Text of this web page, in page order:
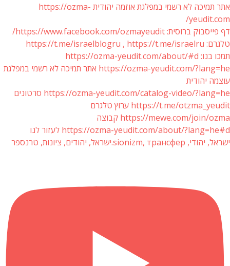
אתר תמיכה לא רשמי במפלגת אוזמה יהודית https://ozma-
yeudit.com/
דף פייסבוק ברוסית: https://www.facebook.com/ozmayeudit/
טלגרם: https://t.me/israelblogru , https://t.me/israelru
תמכו בנו: https://ozma-yeudit.com/about/#d
https://ozma-yeudit.com/?lang=he אתר תמיכה לא רשמי במפלגת
עוצמה יהודית
https://ozma-yeudit.com/catalog-video/?lang=he סרטונים
https://t.me/otzma_yeudit ערוץ טלגרם
https://mewe.com/join/ozma קבוצה
https://ozma-yeudit.com/about/?lang=he#d לעזור לנו
ישראל, יהודי, sionizm, трансфер.ישראל, יהודים, ציונות, טרנספר